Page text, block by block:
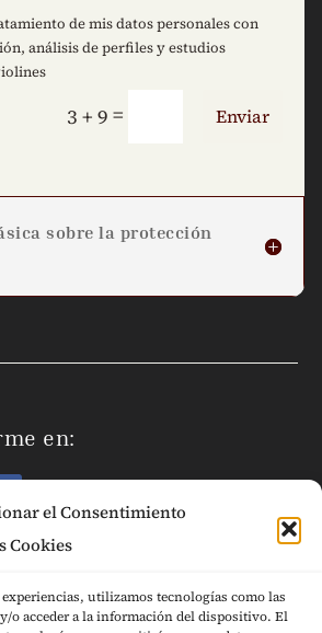
el Consentimiento
Cookies
experiencias, utilizamos tecnologías como las
o acceder a la información del dispositivo. El
de mis datos personales con
análisis de perfiles y estudios
3 + 9 = Enviar
sobre la protección
en: